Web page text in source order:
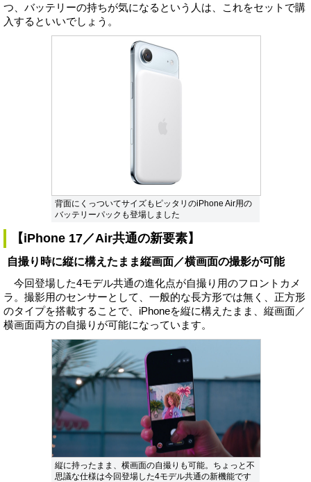
つ、バッテリーの持ちが気になるという人は、これをセットで購
入するといいでしょう。
背面にくっついてサイズもピッタリのiPhone Air用の
バッテリーパックも登場しました
【iPhone 17／Air共通の新要素】
自撮り時に縦に構えたまま縦画面／横画面の撮影が可能
今回登場した4モデル共通の進化点が自撮り用のフロントカメ
ラ。撮影用のセンサーとして、一般的な長方形では無く、正方形
のタイプを搭載することで、iPhoneを縦に構えたまま、縦画面／
横画面両方の自撮りが可能になっています。
縦に持ったまま、横画面の自撮りも可能。ちょっと不
思議な仕様は今回登場した4モデル共通の新機能です